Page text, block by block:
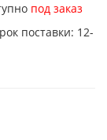
под заказ
поставки: 12-